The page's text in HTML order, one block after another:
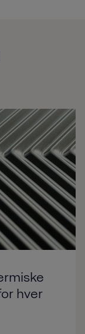
hver